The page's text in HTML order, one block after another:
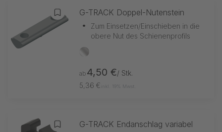
Zur Merkliste hinzufügen
G-TRACK Doppel-Nutenstein
•
Zum Einsetzen/Einschieben in die
obere Nut des Schienenprofils
silber
ab 4,50 €/ Stk.
5,36 € inkl. 19% Mwst.
Zur Merkliste hinzufügen
G-TRACK Endanschlag variabel